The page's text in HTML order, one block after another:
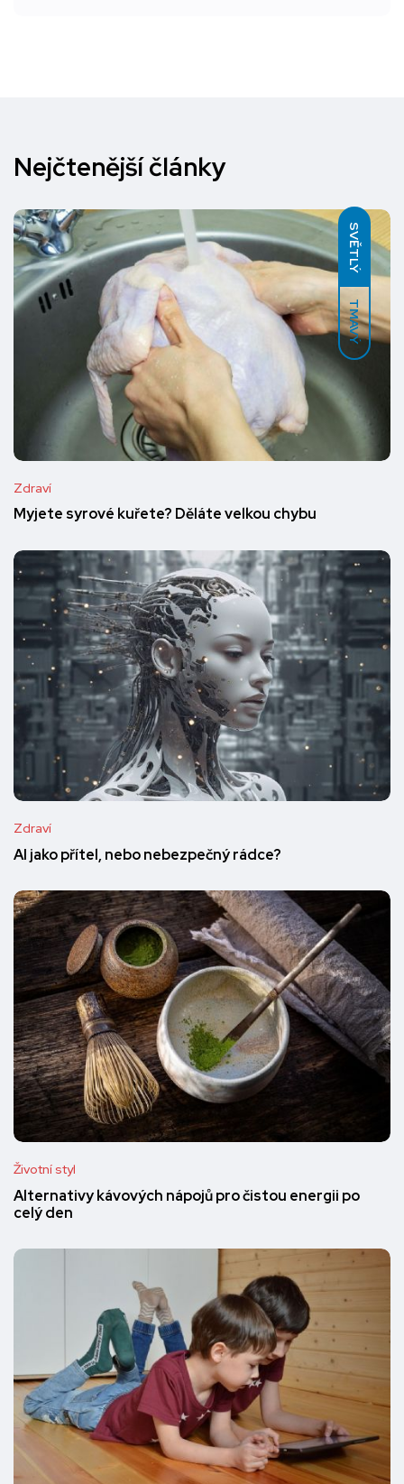
SVĚTLÝ
TMAVÝ
Nejčtenější články
Zdraví
Myjete syrové kuřete? Děláte velkou chybu
Zdraví
AI jako přítel, nebo nebezpečný rádce?
Životní styl
Alternativy kávových nápojů pro čistou energii po
celý den